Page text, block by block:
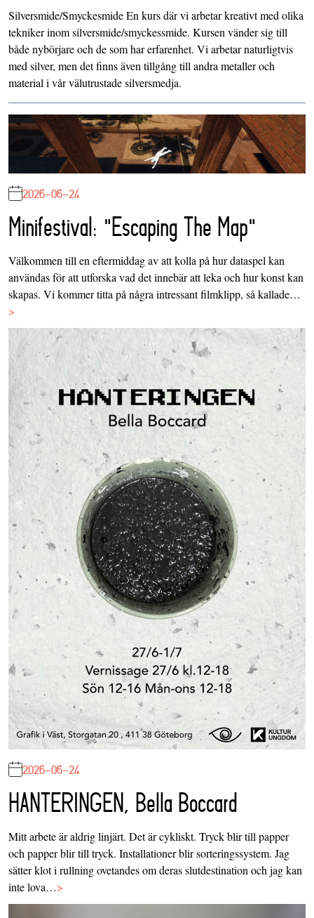
Silversmide/Smyckesmide En kurs där vi arbetar kreativt med olika
tekniker inom silversmide/smyckessmide. Kursen vänder sig till
både nybörjare och de som har erfarenhet. Vi arbetar naturligtvis
med silver, men det finns även tillgång till andra metaller och
material i vår välutrustade silversmedja.
2026-06-24
Minifestival: "Escaping The Map"
Välkommen till en eftermiddag av att kolla på hur dataspel kan
användas för att utforska vad det innebär att leka och hur konst kan
skapas. Vi kommer titta på några intressant filmklipp, så kallade…
>
2026-06-24
HANTERINGEN, Bella Boccard
Mitt arbete är aldrig linjärt. Det är cykliskt. Tryck blir till papper
och papper blir till tryck. Installationer blir sorteringssystem. Jag
sätter klot i rullning ovetandes om deras slutdestination och jag kan
inte lova…>